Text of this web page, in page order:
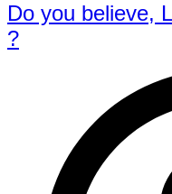
Do you believe,
?